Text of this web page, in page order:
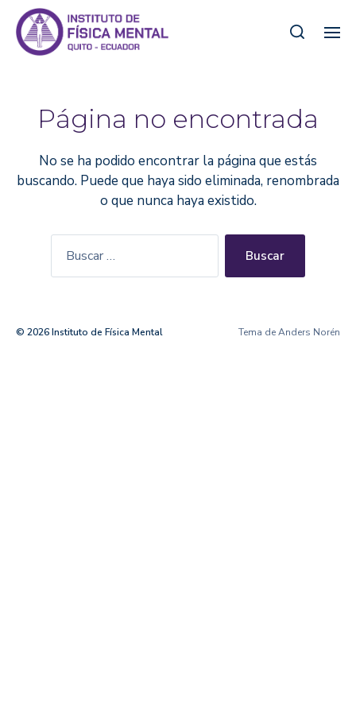
Página no encontrada
No se ha podido encontrar la página que estás
buscando. Puede que haya sido eliminada, renombrada
o que nunca haya existido.
© 2026Instituto de Física Mental Tema deAnders Norén